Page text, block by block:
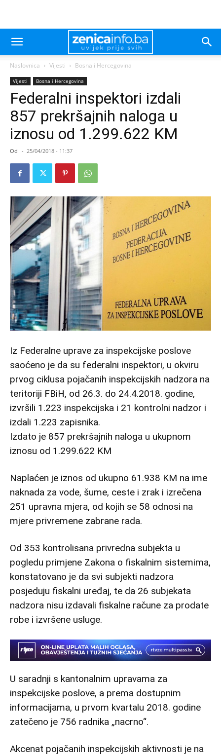
Naslovnica Vijesti Bosna i Hercegovina
Vijesti Bosna i Hercegovina
Federalni inspektori izdali
857 prekršajnih naloga u
iznosu od 1.299.622 KM
Od - 25/04/2018 - 11:37
Iz Federalne uprave za inspekcijske poslove
saoćeno je da su federalni inspektori, u okviru
prvog ciklusa pojačanih inspekcijskih nadzora na
teritoriji FBiH, od 26.3. do 24.4.2018. godine,
izvršili 1.223 inspekcijska i 21 kontrolni nadzor i
izdali 1.223 zapisnika.
Izdato je 857 prekršajnih naloga u ukupnom
iznosu od 1.299.622 KM
Naplaćen je iznos od ukupno 61.938 KM na ime
naknada za vode, šume, ceste i zrak i izrečena
251 upravna mjera, od kojih se 58 odnosi na
mjere privremene zabrane rada.
Od 353 kontrolisana privredna subjekta u
pogledu primjene Zakona o fiskalnim sistemima,
konstatovano je da svi subjekti nadzora
posjeduju fiskalni uređaj, te da 26 subjekata
nadzora nisu izdavali fiskalne račune za prodate
robe i izvršene usluge.
U saradnji s kantonalnim upravama za
inspekcijske poslove, a prema dostupnim
informacijama, u prvom kvartalu 2018. godine
zatečeno je 756 radnika „nacrno“.
Akcenat pojačanih inspekcijskih aktivnosti je na